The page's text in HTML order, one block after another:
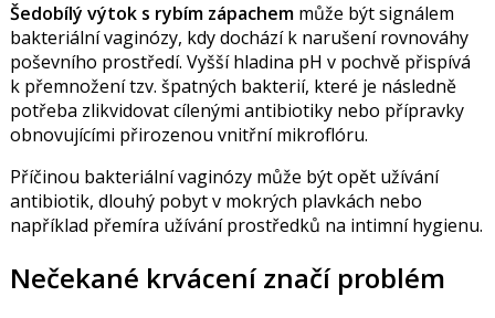
Šedobílý výtok s rybím zápachemmůže být signálem
bakteriální vaginózy, kdy dochází k narušení rovnováhy
poševního prostředí. Vyšší hladina pH v pochvě přispívá
k přemnožení tzv. špatných bakterií, které je následně
potřeba zlikvidovat cílenými antibiotiky nebo přípravky
obnovujícími přirozenou vnitřní mikroflóru.
Příčinou bakteriální vaginózy může být opět užívání
antibiotik, dlouhý pobyt v mokrých plavkách nebo
například přemíra užívání prostředků na intimní hygienu.
Nečekané krvácení značí problém